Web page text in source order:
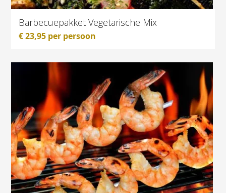
Barbecuepakket Vegetarische Mix
€23,95 per persoon